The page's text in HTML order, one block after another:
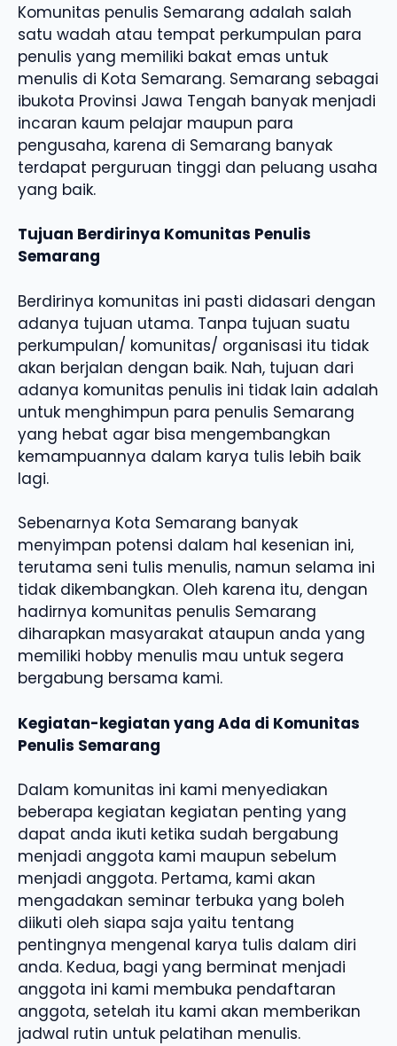
Komunitas penulis Semarang adalah salah
satu wadah atau tempat perkumpulan para
penulis yang memiliki bakat emas untuk
menulis di Kota Semarang. Semarang sebagai
ibukota Provinsi Jawa Tengah banyak menjadi
incaran kaum pelajar maupun para
pengusaha, karena di Semarang banyak
terdapat perguruan tinggi dan peluang usaha
yang baik.
Tujuan Berdirinya Komunitas Penulis
Semarang
Berdirinya komunitas ini pasti didasari dengan
adanya tujuan utama. Tanpa tujuan suatu
perkumpulan/ komunitas/ organisasi itu tidak
akan berjalan dengan baik. Nah, tujuan dari
adanya komunitas penulis ini tidak lain adalah
untuk menghimpun para penulis Semarang
yang hebat agar bisa mengembangkan
kemampuannya dalam karya tulis lebih baik
lagi.
Sebenarnya Kota Semarang banyak
menyimpan potensi dalam hal kesenian ini,
terutama seni tulis menulis, namun selama ini
tidak dikembangkan. Oleh karena itu, dengan
hadirnya komunitas penulis Semarang
diharapkan masyarakat ataupun anda yang
memiliki hobby menulis mau untuk segera
bergabung bersama kami.
Kegiatan-kegiatan yang Ada di Komunitas
Penulis Semarang
Dalam komunitas ini kami menyediakan
beberapa kegiatan kegiatan penting yang
dapat anda ikuti ketika sudah bergabung
menjadi anggota kami maupun sebelum
menjadi anggota. Pertama, kami akan
mengadakan seminar terbuka yang boleh
diikuti oleh siapa saja yaitu tentang
pentingnya mengenal karya tulis dalam diri
anda. Kedua, bagi yang berminat menjadi
anggota ini kami membuka pendaftaran
anggota, setelah itu kami akan memberikan
jadwal rutin untuk pelatihan menulis.